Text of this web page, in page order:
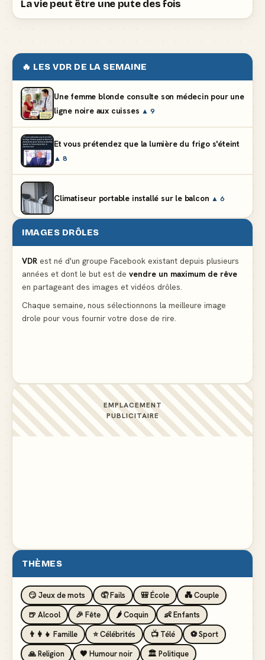
La vie peut être une pute des fois
🔥 LES VDR DE LA SEMAINE
Une femme blonde consulte son médecin pour une
ligne noire aux cuisses ▲ 9
Et vous prétendez que la lumière du frigo s'éteint
▲ 8
Climatiseur portable installé sur le balcon ▲ 6
Partager l'addition alors que vous n'avez pris
Le mendiant revient avec un livre de cuisine
IMAGES DRÔLES
VDR est né d'un groupe Facebook existant depuis plusieurs
années et dont le but est de vendre un maximum de rêve
en partageant des images et vidéos drôles.
Chaque semaine, nous sélectionnons la meilleure image
drole pour vous fournir votre dose de rire.
EMPLACEMENT
PUBLICITAIRE
THÈMES
😏 Jeux de mots 🤦 Fails 🎒 École
💑 Couple
🍺 Alcool
🎉 Fête 🌶️ Coquin
👶 Enfants
👨‍👩‍👧 Famille
⭐ Célébrités 📺 Télé
⚽ Sport
🙏 Religion
🖤 Humour noir
🏛️ Politique